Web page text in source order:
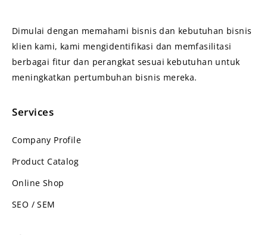
Dimulai dengan memahami bisnis dan kebutuhan bisnis
klien kami, kami mengidentifikasi dan memfasilitasi
berbagai fitur dan perangkat sesuai kebutuhan untuk
meningkatkan pertumbuhan bisnis mereka.
Services
Company Profile
Product Catalog
Online Shop
SEO / SEM